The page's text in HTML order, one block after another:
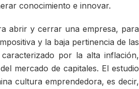
conocimiento e innovar.
abrir y cerrar una empresa, para
y la baja pertinencia de las
por la alta inflación,
mercado de capitales. El estudio
cultura emprendedora, es decir,